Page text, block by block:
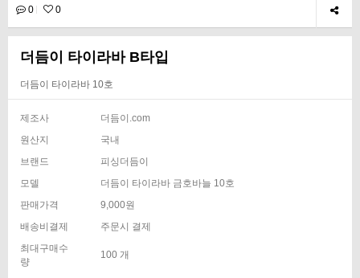
0 0
더듬이 타이라바 B타입
더듬이 타이라바 10호
제조사
더듬이.com
원산지
국내
브랜드
피싱더듬이
모델
더듬이 타이라바 금호바늘 10호
판매가격
9,000원
배송비결제
주문시 결제
최대구매수
량
100 개